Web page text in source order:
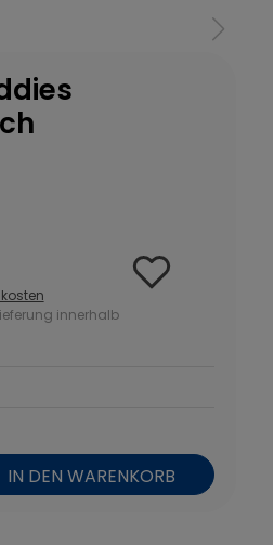
innerhalb
IN DEN WARENKORB